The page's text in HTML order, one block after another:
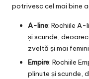
potrivesc cel mai bine
A-line: Rochiile
și scunde,
zveltă și mai
Empire: Rochiile
plinute și scunde,